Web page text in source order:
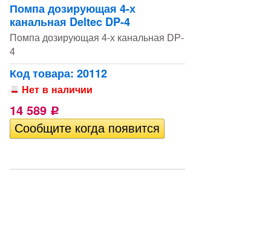
Помпа дозирующая 4-х
канальная Deltec DP-4
Помпа дозирующая 4-х канальная DP-
4
Код товара: 20112
Нет в наличии
14 589 Р